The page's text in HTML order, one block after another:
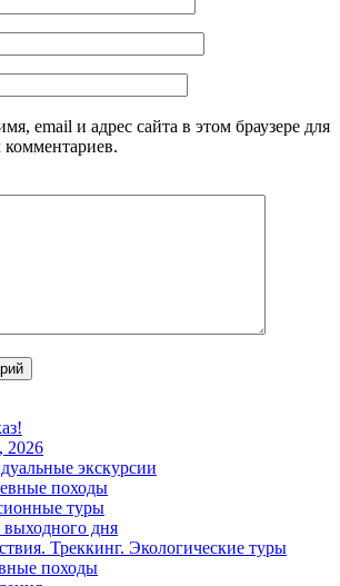
email и адрес сайта в этом браузере для
2026
экскурсии
походы
туры
дня
Треккинг. Экологические туры
походы